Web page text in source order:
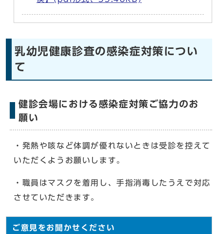
乳幼児健康診査の感染症対策につい
て
健診会場における感染症対策ご協力のお
願い
・発熱や咳など体調が優れないときは受診を控えて
いただくようお願いします。
・職員はマスクを着用し、手指消毒したうえで対応
させていただきます。
ご意見をお聞かせください